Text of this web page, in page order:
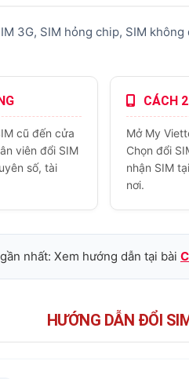
3G, SIM hỏng chip, SIM
cũ đến cửa
viên đổi SIM
số, tài
CÁCH
Mở My
Chọn đổi
nhận SIM
nơi.
nhất: Xem hướng dẫn tại bài
HƯỚNG DẪN ĐỔI